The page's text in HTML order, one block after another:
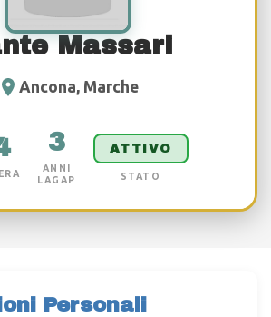
Massari
Ancona, Marche
3
ANNI
LAGAP
ATTIVO
STATO
Personali